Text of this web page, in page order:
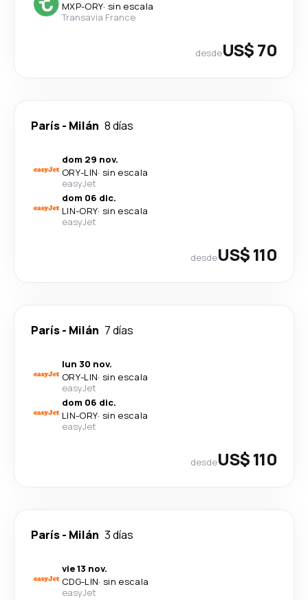
MXP-ORY· sin escala
Transavia France
desdeUS$ 70
París- Milán 8 días
dom 29 nov.
ORY-LIN· sin escala
easyJet
dom 06 dic.
LIN-ORY· sin escala
easyJet
desdeUS$ 110
París- Milán 7 días
lun 30 nov.
ORY-LIN· sin escala
easyJet
dom 06 dic.
LIN-ORY· sin escala
easyJet
desdeUS$ 110
París- Milán 3 días
vie 13 nov.
CDG-LIN· sin escala
easyJet